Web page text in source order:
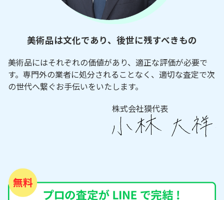
美術品は文化であり、後世に残すべきもの
美術品にはそれぞれの価値があり、適正な評価が必要で
す。専門外の業者に処分されることなく、適切な査定で次
の世代へ繋ぐお手伝いをいたします。
株式会社獏代表